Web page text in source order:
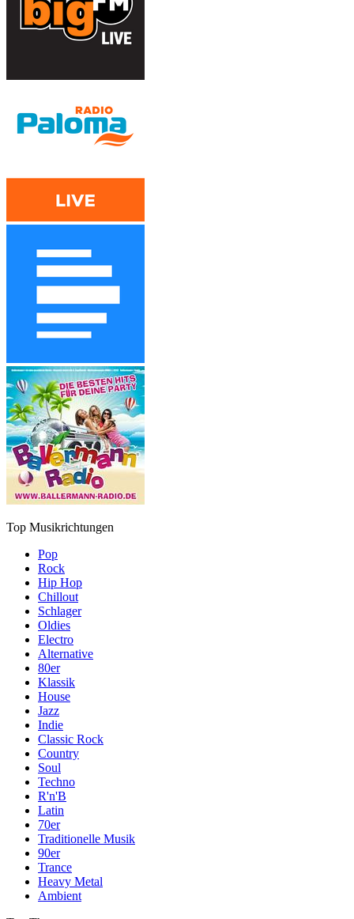
Top Musikrichtungen
Pop
Rock
Hip Hop
Chillout
Schlager
Oldies
Electro
Alternative
80er
Klassik
House
Jazz
Indie
Classic Rock
Country
Soul
Techno
R'n'B
Latin
70er
Traditionelle Musik
90er
Trance
Heavy Metal
Ambient